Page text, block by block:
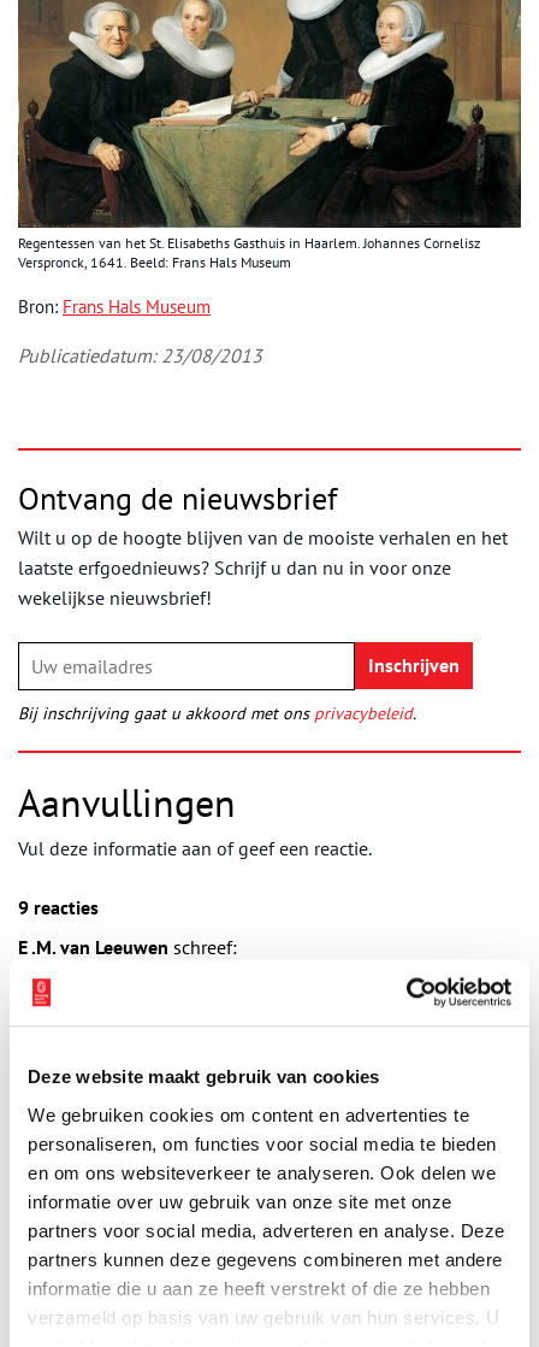
Deze website maakt gebruik van cookies
We gebruiken cookies om content en advertenties te
personaliseren, om functies voor social media te bieden
en om ons websiteverkeer te analyseren. Ook delen we
informatie over uw gebruik van onze site met onze
partners voor social media, adverteren en analyse. Deze
partners kunnen deze gegevens combineren met andere
informatie die u aan ze heeft verstrekt of die ze hebben
verzameld op basis van uw gebruik van hun services. U
Regentessen van het St. Elisabeths Gasthuis in Haarlem. Johannes Cornelisz
Verspronck, 1641. Beeld: Frans Hals Museum
Bron: Frans Hals Museum
Publicatiedatum: 23/08/2013
Ontvang de nieuwsbrief
Wilt u op de hoogte blijven van de mooiste verhalen en het
laatste erfgoednieuws? Schrijf u dan nu in voor onze
wekelijkse nieuwsbrief!
Bij inschrijving gaat u akkoord met ons privacybeleid.
Aanvullingen
Vul deze informatie aan of geef een reactie.
9 reacties
E .M. van Leeuwen schreef:
16/03/2024 om 18:17
L.s. Omdat mijn vader in dit ziekenhuis gewerkt heeft als
op het terrein van het vroegere Ziekenhuis te mogen wonen
Ik denk niet dat U solliciteerders voor een woonplek heeft,
die kunnen zeggen dat hun vader er gewekt heeft !! Wij
woonden toen in Heemstede , Jan Steenlaan !!
Mijn 2 kinderen wonen in Haarlem en ik zou graag daarom
ook in Haarlem wonen !!!
Hopelijk kunt U mij nu positief bericht sturen, omdat ik al
10 jaar wacht op een positief